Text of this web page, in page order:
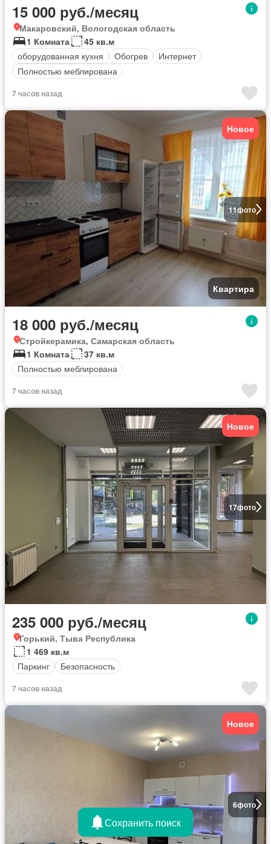
15 000 руб./месяц
Макаровский, Вологодская область
1 Комната
45 кв.м
оборудованная кухня
Обогрев
Интернет
Полностью меблирована
7 часов назад
11фото
Новое
Квартира
18 000 руб./месяц
Стройкерамика, Самарская область
1 Комната
37 кв.м
Полностью меблирована
7 часов назад
17фото
Новое
235 000 руб./месяц
Горький, Тыва Республика
1 469 кв.м
Паркинг
Безопасность
7 часов назад
6фото
Новое
Сохранить поиск